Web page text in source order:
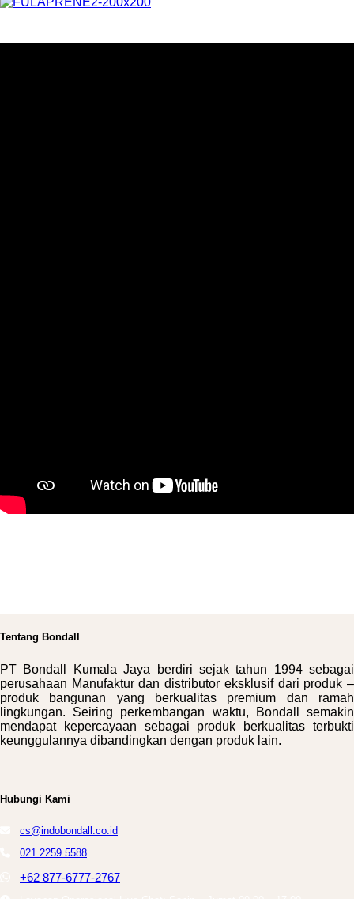
Tentang Bondall
PT Bondall Kumala Jaya berdiri sejak tahun 1994 sebagai
perusahaan Manufaktur dan distributor eksklusif dari produk –
produk bangunan yang berkualitas premium dan ramah
lingkungan. Seiring perkembangan waktu, Bondall semakin
mendapat kepercayaan sebagai produk berkualitas terbukti
keunggulannya dibandingkan dengan produk lain.
Hubungi Kami
cs@indobondall.co.id
021 2259 5588
+62 877-6777-2767